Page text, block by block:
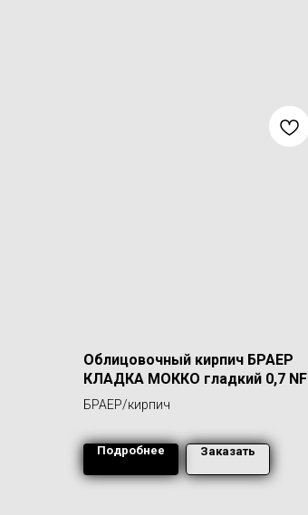
Облицовочный кирпич БРАЕР
КЛАДКА МОККО гладкий 0,7 NF
БРАЕР/кирпич
Подробнее Заказать